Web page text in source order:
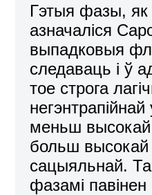
Гэтыя фазы, як
азначаліся
выпадковыя
следаваць і ў
тое строга
меньш высокай
больш высокай
сацыяльнай.
фазамі